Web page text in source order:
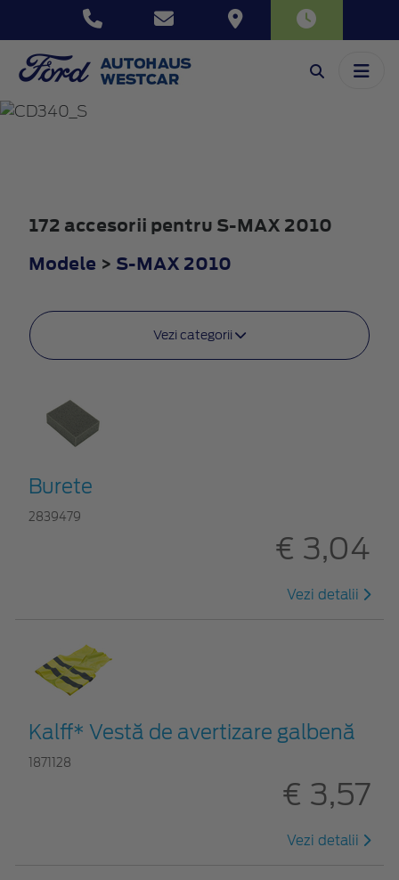
S-MAX
172 accesorii pentru S-MAX 2010
Modele > S-MAX 2010
Vezi categorii
Burete
2839479
€ 3,04
Vezi detalii
Kalff* Vestă de avertizare galbenă
1871128
€ 3,57
Vezi detalii